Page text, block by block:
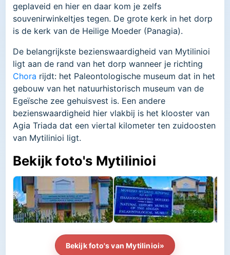
geplaveid en hier en daar kom je zelfs
souvenirwinkeltjes tegen. De grote kerk in het dorp
is de kerk van de Heilige Moeder (Panagia).
De belangrijkste bezienswaardigheid van Mytilinioi
ligt aan de rand van het dorp wanneer je richting
Chora rijdt: het Paleontologische museum dat in het
gebouw van het natuurhistorisch museum van de
Egeïsche zee gehuisvest is. Een andere
bezienswaardigheid hier vlakbij is het klooster van
Agia Triada dat een viertal kilometer ten zuidoosten
van Mytilinioi ligt.
Bekijk foto's Mytilinioi
Bekijk foto's van Mytilinioi»